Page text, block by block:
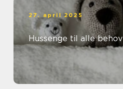
27. april 2025
Hussenge til alle behov